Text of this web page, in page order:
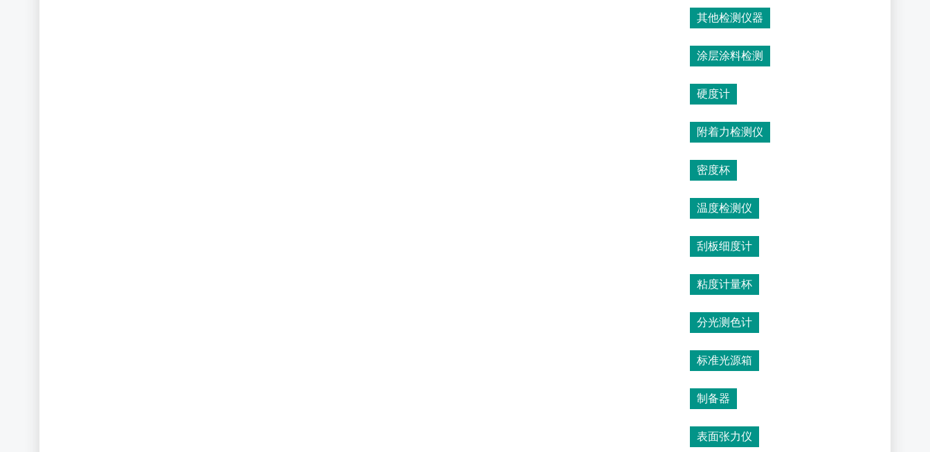
其他检测仪器
涂层涂料检测
硬度计
附着力检测仪
密度杯
温度检测仪
刮板细度计
粘度计量杯
分光测色计
标准光源箱
制备器
表面张力仪